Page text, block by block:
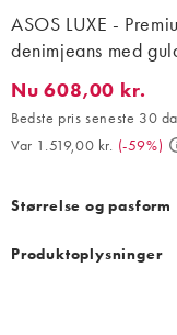
ASOS LUXE -
denimjeans med
Nu 608,00 kr..
Nu 608,00 kr.
Bedste pris seneste 30
Var 1.519,00 kr. (-59%)
Størrelse og pasform
Produktoplysninger